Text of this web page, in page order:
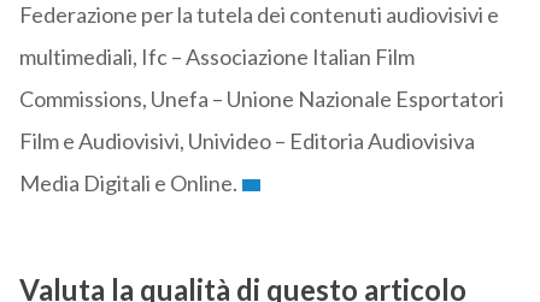
Federazione per la tutela dei contenuti audiovisivi e
multimediali, Ifc – Associazione Italian Film
Commissions, Unefa – Unione Nazionale Esportatori
Film e Audiovisivi, Univideo – Editoria Audiovisiva
Media Digitali e Online.
Valuta la qualità di questo articolo